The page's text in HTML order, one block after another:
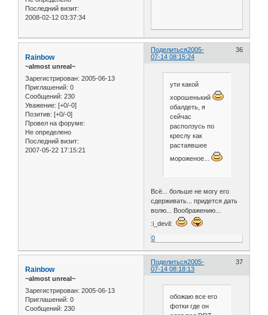
Последний визит:
2008-02-12 03:37:34
Поделиться 36
2005-
07-14 08:15:24
Rainbow
~almost unreal~
Зарегистрирован: 2005-06-13
Приглашений: 0
Сообщений: 230
Уважение: [+0/-0]
Позитив: [+0/-0]
Провел на форуме:
Не определено
Последний визит:
2007-05-22 17:15:21
ути какой
хорошенький
обалдеть, я
сейчас
расползусь по
креслу как
растаявшее
мороженое...
Всё... больше не могу его
сдерживать... придется дать
волю... Воображению...
:i_devil:
0
Поделиться 37
2005-
07-14 08:18:13
Rainbow
~almost unreal~
Зарегистрирован: 2005-06-13
Приглашений: 0
Сообщений: 230
обожаю все его
фотки где он